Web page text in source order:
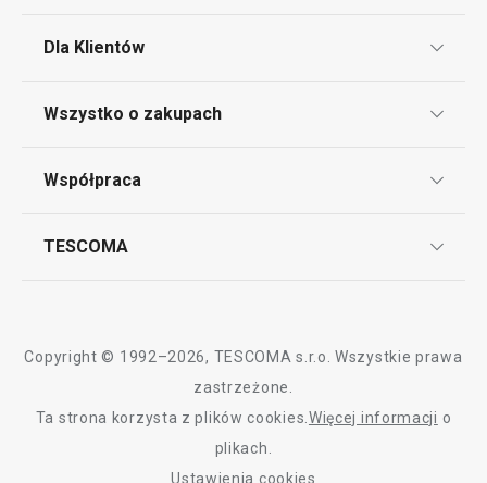
Dla Klientów
Bony podarunkowe
Wszystko o zakupach
Dostawa i sposoby płatności
Współpraca
TESCOMA
Graficzne oznaczenie produktów
Polityka prywatności
Copyright © 1992–2026, TESCOMA s.r.o. Wszystkie prawa
zastrzeżone.
Ta strona korzysta z plików cookies. Więcej informacji o
plikach.
Ustawienia cookies